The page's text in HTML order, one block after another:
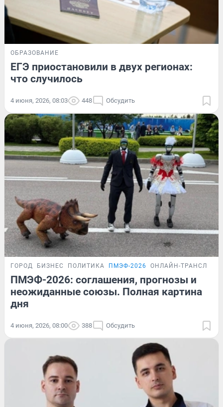
ОБРАЗОВАНИЕ
ЕГЭ приостановили в двух регионах:
что случилось
4 июня, 2026, 08:03 448 Обсудить
ГОРОД БИЗНЕС ПОЛИТИКА ПМЭФ-2026 ОНЛАЙН-
ПМЭФ-2026: соглашения, прогнозы и
неожиданные союзы. Полная картина
дня
4 июня, 2026, 08:00 388 Обсудить